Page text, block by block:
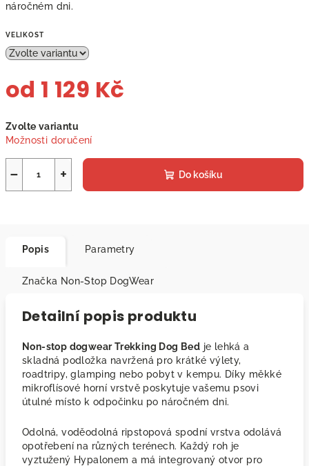
náročném dni.
VELIKOST
od 1 129 Kč
cena:
Zvolte variantu
Možnosti doručení
+
− Do košíku
Popis Parametry
Značka Non-Stop DogWear
Detailní popis produktu
Non-stop dogwear Trekking Dog Bed je lehká a
skladná podložka navržená pro krátké výlety,
roadtripy, glamping nebo pobyt v kempu. Díky měkké
mikroflísové horní vrstvě poskytuje vašemu psovi
útulné místo k odpočinku po náročném dni.
Odolná, voděodolná ripstopová spodní vrstva odolává
opotřebení na různých terénech. Každý roh je
vyztužený Hypalonem a má integrovaný otvor pro